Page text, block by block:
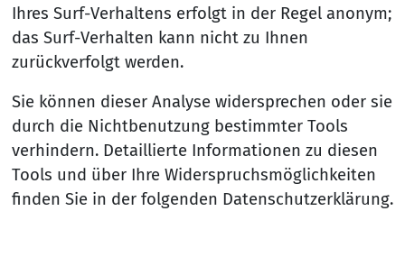
Ihres Surf-Verhaltens erfolgt in der Regel anonym;
das Surf-Verhalten kann nicht zu Ihnen
zurückverfolgt werden.
Sie können dieser Analyse widersprechen oder sie
durch die Nichtbenutzung bestimmter Tools
verhindern. Detaillierte Informationen zu diesen
Tools und über Ihre Widerspruchsmöglichkeiten
finden Sie in der folgenden Datenschutzerklärung.